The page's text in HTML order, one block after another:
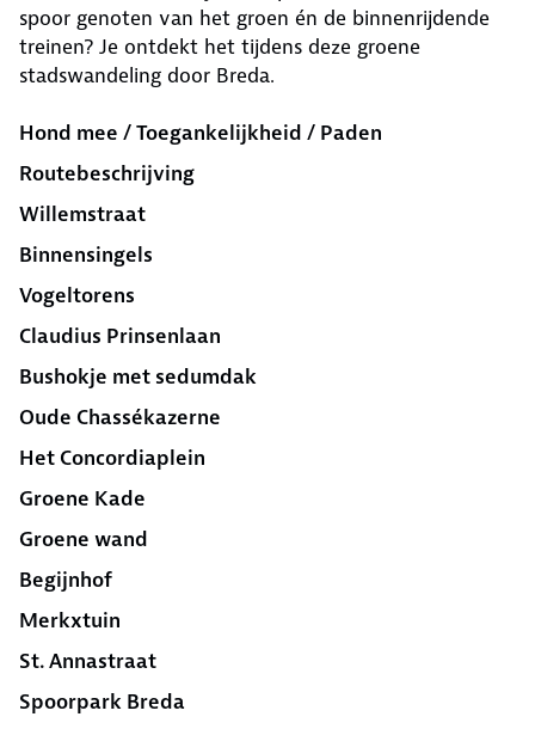
spoor genoten van het groen én de binnenrijdende
treinen? Je ontdekt het tijdens deze groene
stadswandeling door Breda.
Hond mee / Toegankelijkheid / Paden
Routebeschrijving
Willemstraat
Binnensingels
Vogeltorens
Claudius Prinsenlaan
Bushokje met sedumdak
Oude Chassékazerne
Het Concordiaplein
Groene Kade
Groene wand
Begijnhof
Merkxtuin
St. Annastraat
Spoorpark Breda